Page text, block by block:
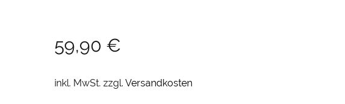
59,90 €
inkl. MwSt. zzgl. Versandkosten